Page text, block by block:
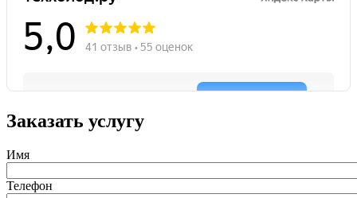
Заказать услугу
Имя
Телефон